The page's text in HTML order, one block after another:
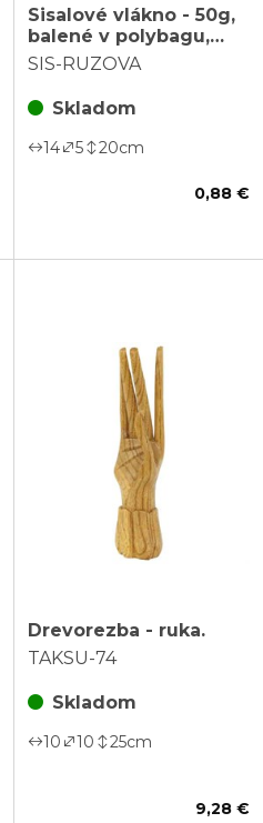
Sisalové vlákno - 50g,
balené v polybagu,
ružové
SIS-RUZOVA
Skladom
14 5 20cm
0,88 €
Drevorezba - ruka.
TAKSU-74
Skladom
10 10 25cm
9,28 €